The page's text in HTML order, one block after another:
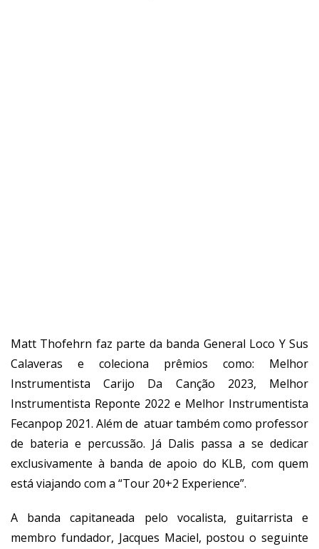
Matt Thofehrn faz parte da banda General Loco Y Sus
Calaveras e coleciona prêmios como: Melhor
Instrumentista Carijo Da Canção 2023, Melhor
Instrumentista Reponte 2022 e Melhor Instrumentista
Fecanpop 2021. Além de atuar também como professor
de bateria e percussão. Já Dalis passa a se dedicar
exclusivamente à banda de apoio do KLB, com quem
está viajando com a “Tour 20+2 Experience”.
A banda capitaneada pelo vocalista, guitarrista e
membro fundador, Jacques Maciel, postou o seguinte